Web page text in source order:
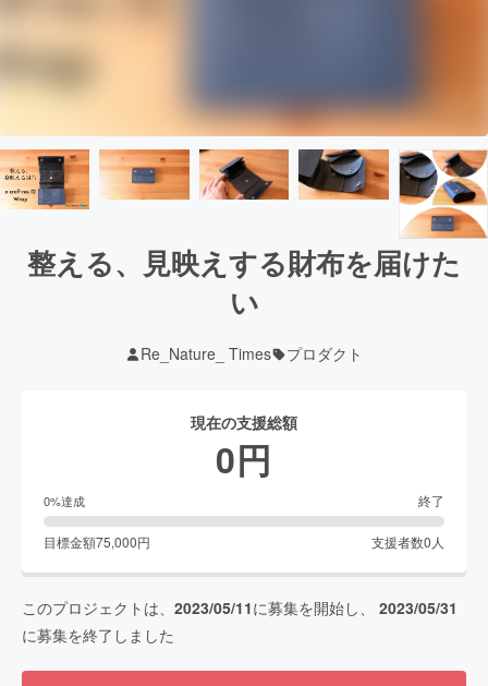
整える、見映えする財布を届けた
い
Re_Nature_ Times プロダクト
現在の支援総額
0円
0%達成 終了
目標金額75,000円 支援者数0 人
このプロジェクトは、 2023/05/11に募集を開始し、 2023/05/31
に募集を終了しました